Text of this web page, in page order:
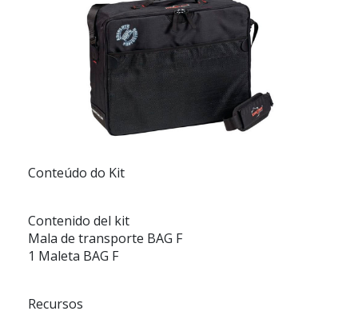
Conteúdo do Kit
Contenido del kit
Mala de transporte BAG F
1 Maleta BAG F
Recursos